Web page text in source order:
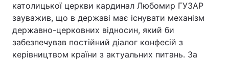
католицької церкви кардинал Любомир ГУЗАР
зауважив, що в державі має існувати механізм
державно-церковних відносин, який би
забезпечував постійний діалог конфесій з
керівництвом країни з актуальних питань. За